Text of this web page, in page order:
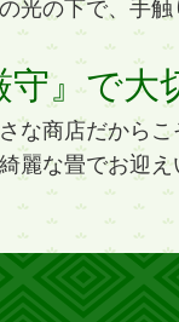
光の下で、手
守』で
な商店だから
麗な畳でお迎え